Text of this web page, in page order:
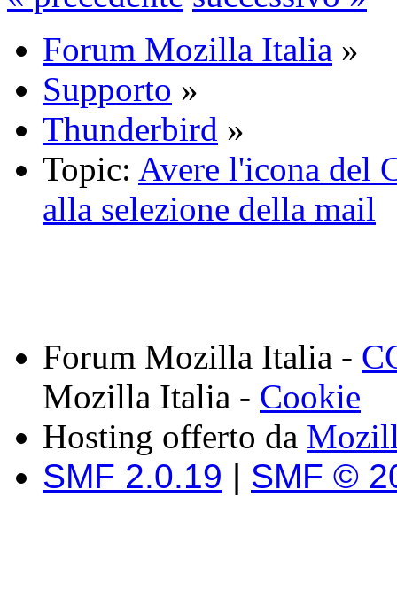
Forum Mozilla Italia »
Supporto »
Thunderbird »
Topic: Avere l'icona del
alla selezione della mail
Forum Mozilla Italia -
Mozilla Italia - Cookie
Hosting offerto da
SMF 2.0.19 | SMF ©